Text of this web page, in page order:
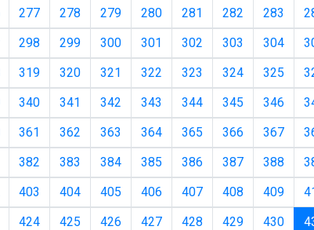
277 278 279 280 281 282 283
298 299 300 301 302 303 304
319 320 321 322 323 324 325
340 341 342 343 344 345 346
361 362 363 364 365 366 367
382 383 384 385 386 387 388
403 404 405 406 407 408 409
424 425 426 427 428 429 430